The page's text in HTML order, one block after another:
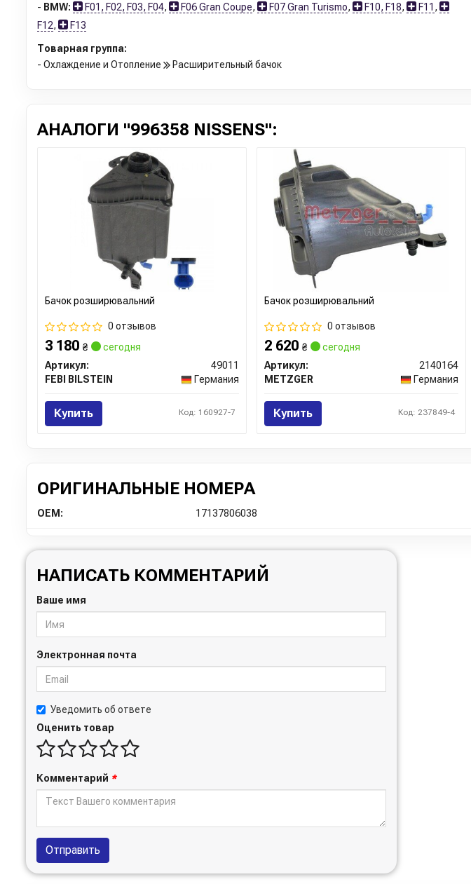
- BMW: F01, F02, F03, F04, F06 Gran Coupe, F07 Gran Turismo, F10, F18, F11 ,
F12, F13
Товарная группа:
- Охлаждение и Отопление
Расширительный бачок
АНАЛОГИ "996358 NISSENS":
Бачок розширювальний
0 отзывов
3 180 ₴
сегодня
Артикул:
49011
FEBI BILSTEIN
Германия
Купить Код: 160927-7
Бачок розширювальний
0 отзывов
2 620 ₴
сегодня
Артикул:
2140164
METZGER
Германия
Купить Код: 237849-4
ОРИГИНАЛЬНЫЕ НОМЕРА
OEM: 17137806038
НАПИСАТЬ КОММЕНТАРИЙ
Ваше имя
Электронная почта
Уведомить об ответе
Оценить товар
Комментарий *
Отправить